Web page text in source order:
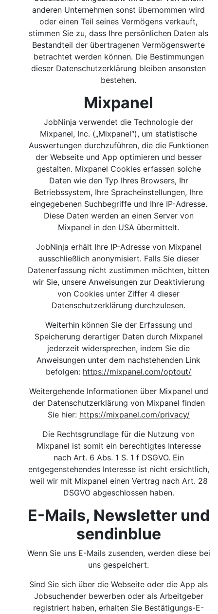
anderen Unternehmen sonst übernommen wird
oder einen Teil seines Vermögens verkauft,
stimmen Sie zu, dass Ihre persönlichen Daten als
Bestandteil der übertragenen Vermögenswerte
betrachtet werden können. Die Bestimmungen
dieser Datenschutzerklärung bleiben ansonsten
bestehen.
Mixpanel
JobNinja verwendet die Technologie der
Mixpanel, Inc. („Mixpanel“), um statistische
Auswertungen durchzuführen, die die Funktionen
der Webseite und App optimieren und besser
gestalten. Mixpanel Cookies erfassen solche
Daten wie den Typ Ihres Browsers, Ihr
Betriebssystem, Ihre Spracheinstellungen, Ihre
eingegebenen Suchbegriffe und Ihre IP-Adresse.
Diese Daten werden an einen Server von
Mixpanel in den USA übermittelt.
JobNinja erhält Ihre IP-Adresse von Mixpanel
ausschließlich anonymisiert. Falls Sie dieser
Datenerfassung nicht zustimmen möchten, bitten
wir Sie, unsere Anweisungen zur Deaktivierung
von Cookies unter Ziffer 4 dieser
Datenschutzerklärung durchzulesen.
Weiterhin können Sie der Erfassung und
Speicherung derartiger Daten durch Mixpanel
jederzeit widersprechen, indem Sie die
Anweisungen unter dem nachstehenden Link
befolgen: https://mixpanel.com/optout/
Weitergehende Informationen über Mixpanel und
der Datenschutzerklärung von Mixpanel finden
Sie hier: https://mixpanel.com/privacy/
Die Rechtsgrundlage für die Nutzung von
Mixpanel ist somit ein berechtigtes Interesse
nach Art. 6 Abs. 1 S. 1 f DSGVO. Ein
entgegenstehendes Interesse ist nicht ersichtlich,
weil wir mit Mixpanel einen Vertrag nach Art. 28
DSGVO abgeschlossen haben.
E-Mails, Newsletter und
sendinblue
Wenn Sie uns E-Mails zusenden, werden diese bei
uns gespeichert.
Sind Sie sich über die Webseite oder die App als
Jobsuchender bewerben oder als Arbeitgeber
registriert haben, erhalten Sie Bestätigungs-E-